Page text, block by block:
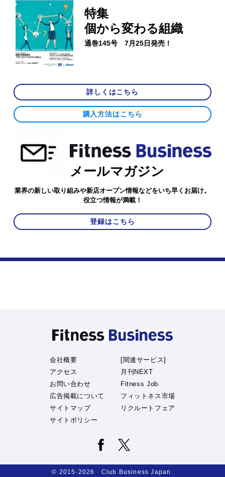
特集
個から変わる組織
通巻145号 7月25日発売！
詳しくはこちら
購入方法はこちら
メールマガジン
業界の新しい取り組みや新店オープン情報などをいち早くお届け。
役立つ情報が満載！
登録はこちら
会社概要
アクセス
お問い合わせ
広告掲載について
サイトマップ
サイトポリシー
[関連サービス]
月刊NEXT
Fitness Job
フィットネス市場
リクルートフェア
© 2015-2026 Club Business Japan.